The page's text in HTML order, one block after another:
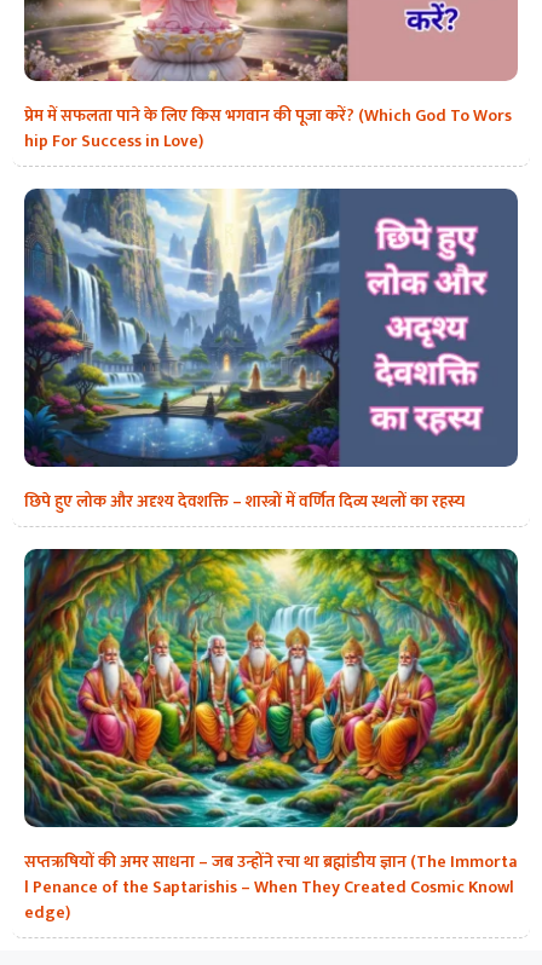
प्रेम में सफलता पाने के लिए किस भगवान की पूजा करें? (Which God To Wors
hip For Success in Love)
छिपे हुए लोक और अदृश्य देवशक्ति – शास्त्रों में वर्णित दिव्य स्थलों का रहस्य
सप्तऋषियों की अमर साधना – जब उन्होंने रचा था ब्रह्मांडीय ज्ञान (The Immorta
l Penance of the Saptarishis – When They Created Cosmic Knowl
edge)